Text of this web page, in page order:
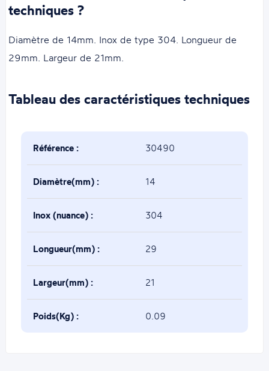
techniques ?
Diamètre de 14mm. Inox de type 304. Longueur de
29mm. Largeur de 21mm.
Tableau des caractéristiques techniques
Référence : 30490
Diamètre(mm) : 14
Inox (nuance) : 304
Longueur(mm) : 29
Largeur(mm) : 21
Poids(Kg) : 0.09